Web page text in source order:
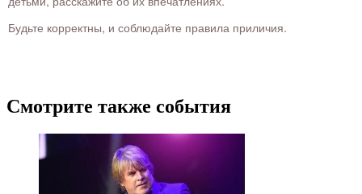
Будьте корректны, и соблюдайте правила приличия.
Смотрите также события